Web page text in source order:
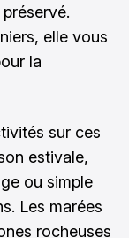
elle vous
la
sur ces
estivale,
ou simple
Les marées
rocheuses